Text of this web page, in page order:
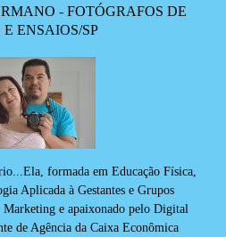
- FOTÓGRAFOS DE
E ENSAIOS/SP
formada em Educação Física,
Aplicada à Gestantes e Grupos
e apaixonado pelo Digital
de Agência da Caixa Econômica